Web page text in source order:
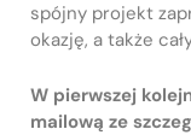
spójny projekt
okazję, a także
W pierwszej
mailową ze